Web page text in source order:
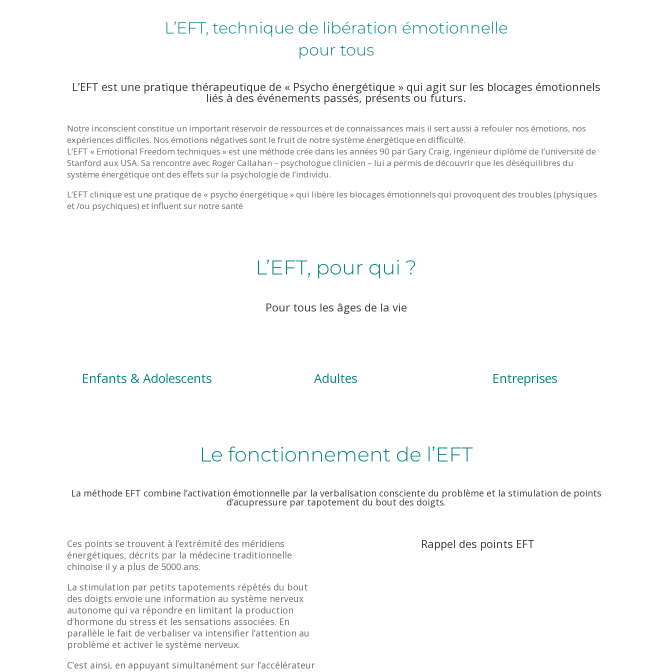
L’EFT, technique de libération émotionnelle
pour tous
L’EFT est une pratique thérapeutique de « Psycho énergétique » qui agit sur les blocages émotionnels
liés à des événements passés, présents ou futurs.
Notre inconscient constitue un important réservoir de ressources et de connaissances mais il sert aussi à refouler nos émotions, nos
expériences difficiles. Nos émotions négatives sont le fruit de notre système énergétique en difficulté.
L’EFT « Emotional Freedom techniques » est une méthode crée dans les années 90 par Gary Craig, ingénieur diplômé de l’université de
Stanford aux USA. Sa rencontre avec Roger Callahan – psychologue clinicien – lui a permis de découvrir que les déséquilibres du
système énergétique ont des effets sur la psychologie de l’individu.
L’EFT clinique est une pratique de « psycho énergétique » qui libère les blocages émotionnels qui provoquent des troubles (physiques
et /ou psychiques) et influent sur notre santé
L’EFT, pour qui ?
Pour tous les âges de la vie
Enfants & Adolescents Adultes Entreprises
Le fonctionnement de l’EFT
La méthode EFT combine l’activation émotionnelle par la verbalisation consciente du problème et la stimulation de points
d’acupressure par tapotement du bout des doigts.
Ces points se trouvent à l’extrémité des méridiens
énergétiques, décrits par la médecine traditionnelle
chinoise il y a plus de 5000 ans.
La stimulation par petits tapotements répétés du bout
des doigts envoie une information au système nerveux
autonome qui va répondre en limitant la production
d’hormone du stress et les sensations associées. En
parallèle le fait de verbaliser va intensifier l’attention au
problème et activer le système nerveux.
C’est ainsi, en appuyant simultanément sur l’accélérateur
Rappel des points EFT